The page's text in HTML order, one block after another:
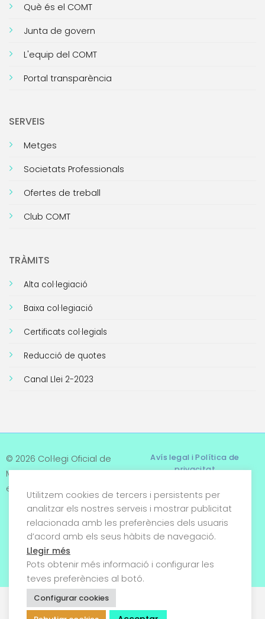
Què és el COMT
Junta de govern
L'equip del COMT
Portal transparència
SERVEIS
Metges
Societats Professionals
Ofertes de treball
Club COMT
TRÀMITS
Alta col·legiació
Baixa col·legiació
Certificats col·legials
Reducció de quotes
Canal Llei 2-2023
© 2026 Col·legi Oficial de
Metges de Tarragona. Tots
els drets reservats
Avís legal i Política de
privacitat
Termes i condicions
Política de cookies
Utilitzem cookies de tercers i persistents per
analitzar els nostres serveis i mostrar publicitat
relacionada amb les preferències dels usuaris
d’acord amb els seus hàbits de navegació.
Llegir més
Pots obtenir més informació i configurar les
teves preferències al botó.
Configurar cookies